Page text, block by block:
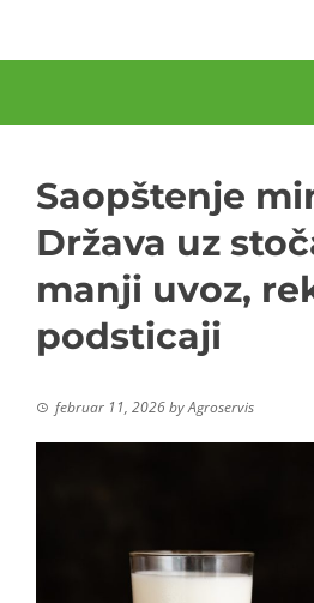
Saopštenje
Država uz
manji uvoz,
podsticaji
februar 11, 2026byAgroservis